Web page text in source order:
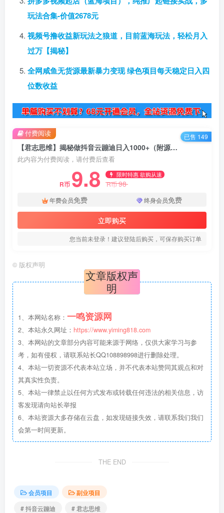
玩法合集-价值2678元
视频号撸收益新玩法之狼道，目前蓝海玩法，轻松月入
过万【揭秘】
全网咸鱼无货源最新暴力变现 绿色项目每天稳定日入四
位数收益
【君志思维】揭秘做抖音云蹦迪日入1000+（附源码）
此内容为付费阅读，请付费后查看
R币 9.8 限时特惠 欲购从速
R币98
年费会员免费 终身会员免费
立即购买
您当前未登录！建议登陆后购买，可保存购买订单
付费阅读 已售 149
© 版权声明
文章版权声
明
1、本网站名称： 一鸣资源网
2、本站永久网址： https://www.yiming818.com
3、本网站的文章部分内容可能来源于网络，仅供大家学习与参
考，如有侵权，请联系站长QQ108898998进行删除处理。
4、本站一切资源不代表本站立场，并不代表本站赞同其观点和对
其真实性负责。
5、本站一律禁止以任何方式发布或转载任何违法的相关信息，访
客发现请向站长举报
6、本站资源大多存储在云盘，如发现链接失效，请联系我们我们
会第一时间更新。
THE END
会员项目
副业项目
# 抖音云蹦迪
# 君志思维